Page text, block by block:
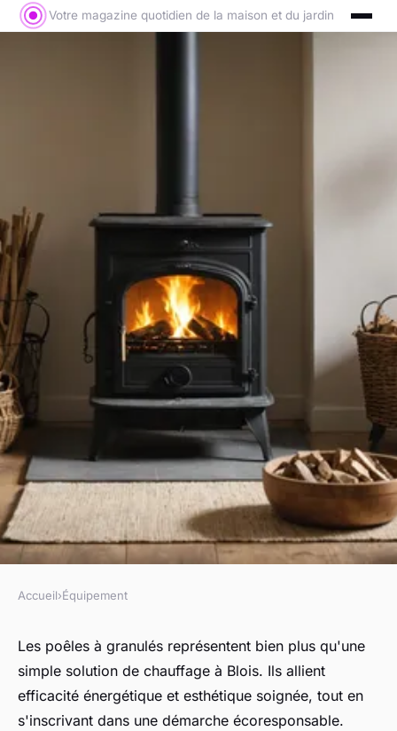
Votre magazine quotidien de la maison et du jardin
ÉQUIPEMENT
Découvrez les avantages des
poêles à granulés à Blois
Capucine•14 mars 2025•3 min de lecture
Accueil›Équipement
Les poêles à granulés représentent bien plus qu'une
simple solution de chauffage à Blois. Ils allient
efficacité énergétique et esthétique soignée, tout en
s'inscrivant dans une démarche écoresponsable.